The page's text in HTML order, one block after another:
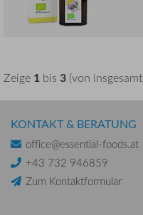
Zeige 1 bis 3 (von insgesamt
KONTAKT & BERATUNG
office@essential-foods.at
+43 732 946859
Zum Kontaktformular